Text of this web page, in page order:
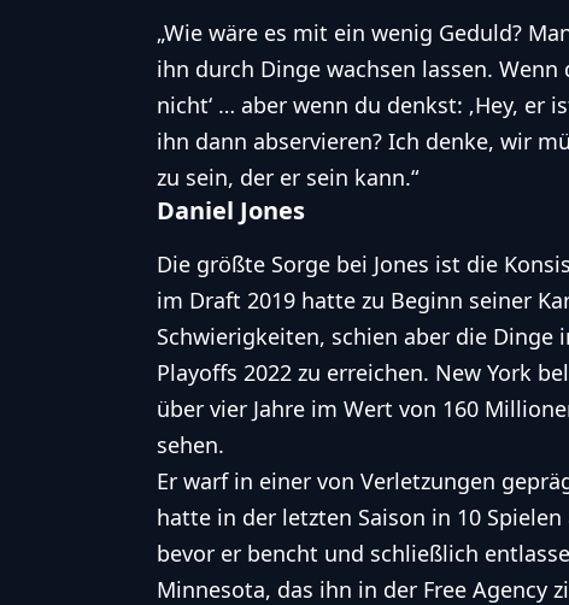
„Wie wäre es mit ein wenig Geduld?
ihn durch Dinge wachsen lassen.
nicht‘ … aber wenn du denkst: ‚Hey, er
ihn dann abservieren? Ich denke, wir
zu sein, der er sein kann.“
Daniel Jones
Die größte Sorge bei Jones ist die
im Draft 2019 hatte zu Beginn seiner
Schwierigkeiten, schien aber die
Playoffs 2022 zu erreichen. New York
über vier Jahre im Wert von 160
sehen.
Er warf in einer von Verletzungen
hatte in der letzten Saison in 10
bevor er bencht und schließlich
Minnesota, das ihn in der Free Agency